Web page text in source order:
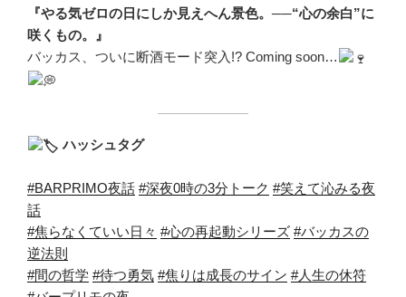
『やる気ゼロの日にしか見えへん景色。──“心の余白”に
咲くもの。』
バッカス、ついに断酒モード突入!? Coming soon…
ハッシュタグ
#BARPRIMO夜話 #深夜0時の3分トーク #笑えて沁みる夜
話
#焦らなくていい日々 #心の再起動シリーズ #バッカスの
逆法則
#間の哲学 #待つ勇気 #焦りは成長のサイン #人生の休符